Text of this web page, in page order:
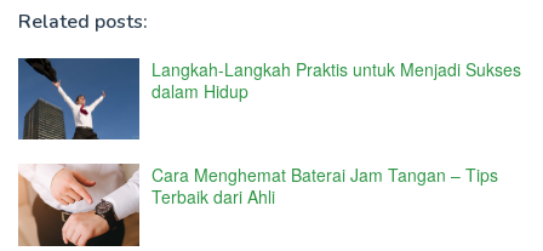
Related posts:
Langkah-Langkah Praktis untuk Menjadi Sukses
dalam Hidup
Cara Menghemat Baterai Jam Tangan – Tips
Terbaik dari Ahli